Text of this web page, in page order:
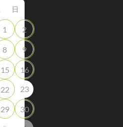
日
1 2
8 9
15 16
22 23
29 30